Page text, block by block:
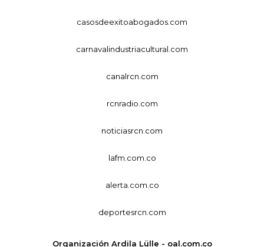
casosdeexitoabogados.com
carnavalindustriacultural.com
canalrcn.com
rcnradio.com
noticiasrcn.com
lafm.com.co
alerta.com.co
deportesrcn.com
Organización Ardila Lülle - oal.com.co